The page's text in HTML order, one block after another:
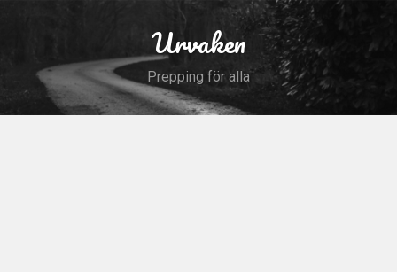
Urvaken
Prepping för alla